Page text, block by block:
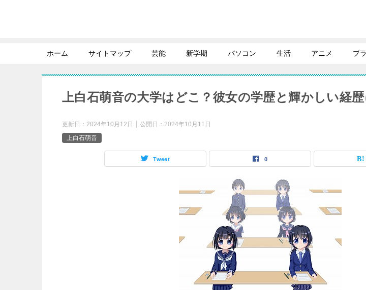
ホーム サイトマップ 芸能 新学期 パソコン 生活 アニメ プ
上白石萌音の大学はどこ？彼女の学歴と輝かしい経歴
更新日： 2024年10月12日 公開日： 2024年10月11日
上白石萌音
Tweet 0